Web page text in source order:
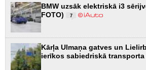
BMW uzsāk elektriskā i3
FOTO)
7
Kārļa Ulmaņa gatves un
ierīkos sabiedriskā